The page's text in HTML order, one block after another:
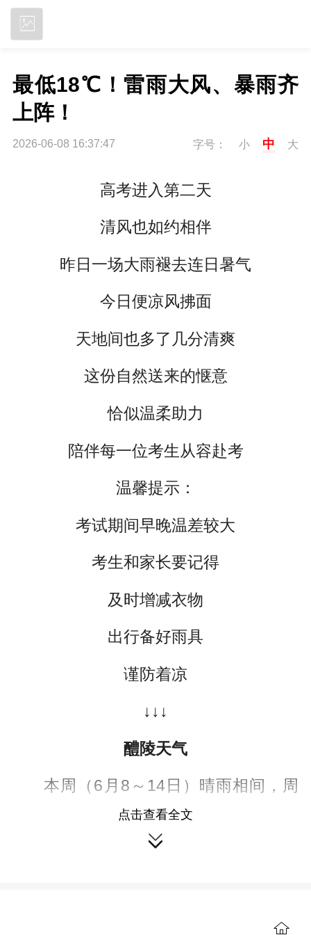
最低18℃！雷雨大风、暴雨齐
上阵！
2026-06-08 16:37:47 字号： 小 中 大
高考进入第二天
清风也如约相伴
昨日一场大雨褪去连日暑气
今日便凉风拂面
天地间也多了几分清爽
这份自然送来的惬意
恰似温柔助力
陪伴每一位考生从容赴考
温馨提示：
考试期间早晚温差较大
考生和家长要记得
及时增减衣物
出行备好雨具
谨防着凉
↓↓↓
醴陵天气
本周（6月8～14日）晴雨相间，周
末有一次较强降雨过程。8日小到中雨，
最高气温降至20℃左右。9日至12日白天
大风、短时强降水等强对流天气。具体
点击查看全文
